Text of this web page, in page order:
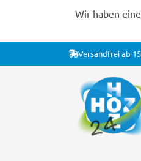
Wir haben
Versandfrei ab